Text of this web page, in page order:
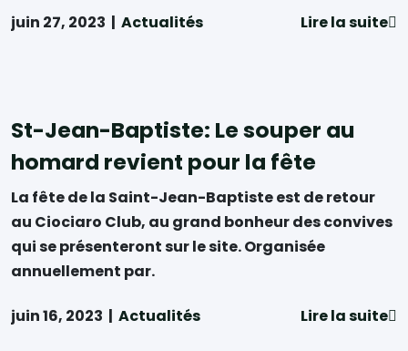
juin 27, 2023 | Actualités Lire la suite
St-Jean-Baptiste: Le souper au
homard revient pour la fête
La fête de la Saint-Jean-Baptiste est de retour
au Ciociaro Club, au grand bonheur des convives
qui se présenteront sur le site. Organisée
annuellement par.
juin 16, 2023 | Actualités Lire la suite